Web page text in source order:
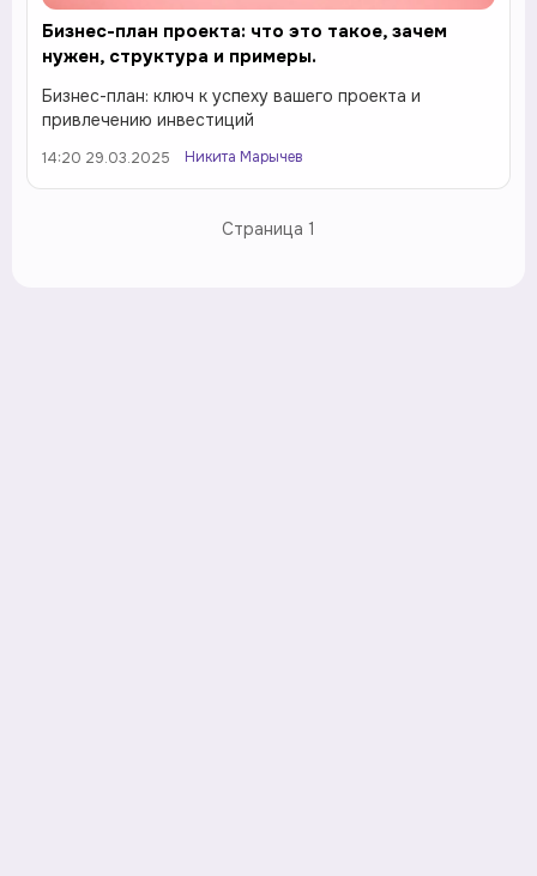
Бизнес-план проекта: что это такое, зачем
нужен, структура и примеры.
Бизнес-план: ключ к успеху вашего проекта и
привлечению инвестиций
14:20 29.03.2025 Никита Марычев
Страница 1